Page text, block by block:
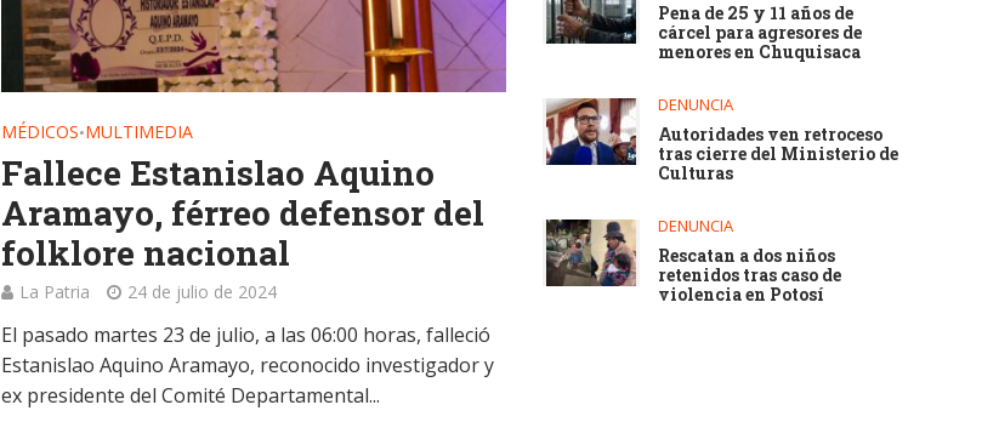
MÉDICOS•MULTIMEDIA
Fallece Estanislao Aquino
Aramayo, férreo defensor del
folklore nacional
La Patria 24 de julio de 2024
El pasado martes 23 de julio, a las 06:00 horas, falleció
Estanislao Aquino Aramayo, reconocido investigador y
ex presidente del Comité Departamental...
Pena de 25 y 11 años de
cárcel para agresores de
menores en Chuquisaca
DENUNCIA
Autoridades ven retroceso
tras cierre del Ministerio de
Culturas
DENUNCIA
Rescatan a dos niños
retenidos tras caso de
violencia en Potosí